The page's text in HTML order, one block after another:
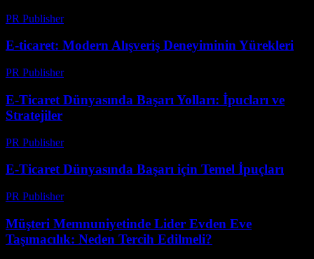
PR Publisher-
E-ticaret: Modern Alışveriş Deneyiminin Yürekleri
PR Publisher-
E-Ticaret Dünyasında Başarı Yolları: İpucları ve
Stratejiler
PR Publisher-
E-Ticaret Dünyasında Başarı için Temel İpuçları
PR Publisher-
Müşteri Memnuniyetinde Lider Evden Eve
Taşımacılık: Neden Tercih Edilmeli?